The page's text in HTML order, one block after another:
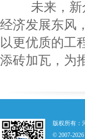
未来，新众
经济发展东风
以更优质的工
添砖加瓦，为
版权所有：
© 2007-2026